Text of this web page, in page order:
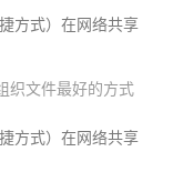
方式）在网络共享
织文件最好的方式
方式）在网络共享